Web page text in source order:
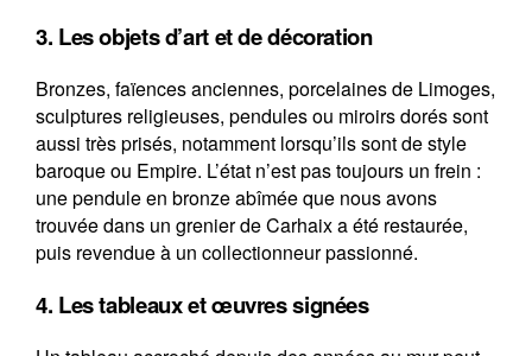
3. Les objets d’art et de décoration
Bronzes, faïences anciennes, porcelaines de Limoges,
sculptures religieuses, pendules ou miroirs dorés sont
aussi très prisés, notamment lorsqu’ils sont de style
baroque ou Empire. L’état n’est pas toujours un frein :
une pendule en bronze abîmée que nous avons
trouvée dans un grenier de Carhaix a été restaurée,
puis revendue à un collectionneur passionné.
4. Les tableaux et œuvres signées